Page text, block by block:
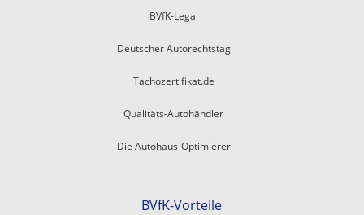
BVfK-Legal
Deutscher Autorechtstag
Tachozertifikat.de
Qualitäts-Autohändler
Die Autohaus-Optimierer
BVfK-Vorteile